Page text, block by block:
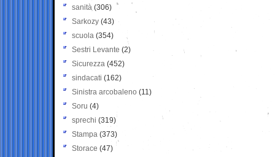
sanità (306)
Sarkozy (43)
scuola (354)
Sestri Levante (2)
Sicurezza (452)
sindacati (162)
Sinistra arcobaleno (11)
Soru (4)
sprechi (319)
Stampa (373)
Storace (47)